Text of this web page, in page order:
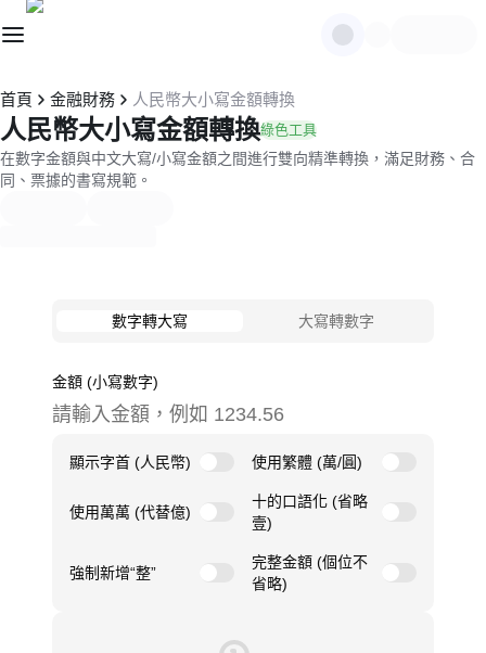
首頁 金融財務 人民幣大小寫金額轉換
人民幣大小寫金額轉換綠色工具
在數字金額與中文大寫/小寫金額之間進行雙向精準轉換，滿足財務、合
同、票據的書寫規範。
數字轉大寫 大寫轉數字
金額 (小寫數字)
顯示字首 (人民幣) 使用繁體 (萬/圓)
使用萬萬 (代替億)
十的口語化 (省略
壹)
強制新增“整”
完整金額 (個位不
省略)